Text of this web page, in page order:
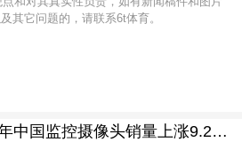
其它问题的，请联系6t体育。
半年报 | 2024年上半年中国监控摄像头销量上涨9.2%；监控 “看护”时代来临